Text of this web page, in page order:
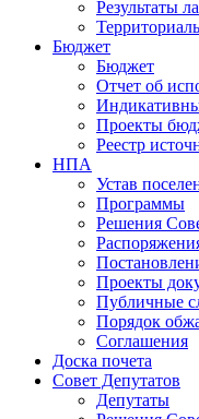
Результаты
Бюджет
Бюджет
Отчет об
Проекты
Реестр
НПА
Устав
Программы
Решения
Проекты
Публичные
Порядок
Соглашения
Доска почета
Совет Депутатов
Депутаты